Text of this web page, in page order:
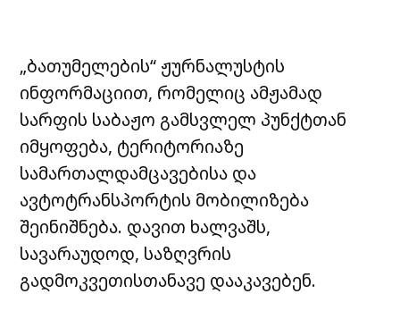
„ბათუმელების“ ჟურნალუსტის
ინფორმაციით, რომელიც ამჟამად
სარფის საბაჟო გამსვლელ პუნქტთან
იმყოფება, ტერიტორიაზე
სამართალდამცავებისა და
ავტოტრანსპორტის მობილიზება
შეინიშნება. დავით ხალვაშს,
სავარაუდოდ, საზღვრის
გადმოკვეთისთანავე დააკავებენ.